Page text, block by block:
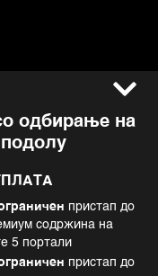
одбирање на
пристап до
содржина на
5 портали
пристап до